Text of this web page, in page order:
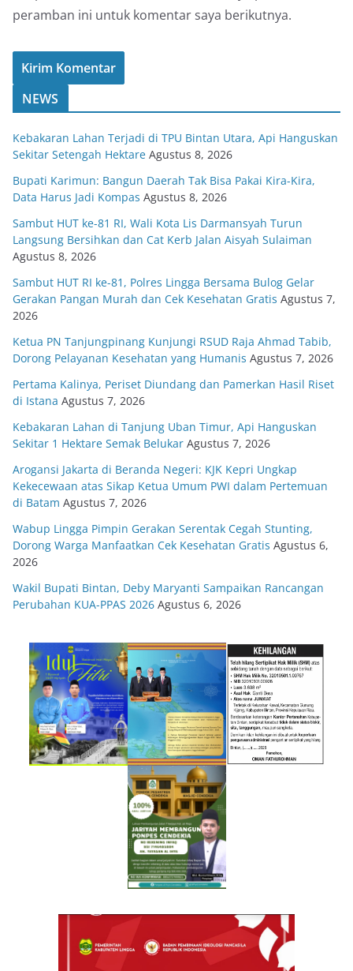
peramban ini untuk komentar saya berikutnya.
NEWS
Kebakaran Lahan Terjadi di TPU Bintan Utara, Api Hanguskan
Sekitar Setengah Hektare Agustus 8, 2026
Bupati Karimun: Bangun Daerah Tak Bisa Pakai Kira-Kira,
Data Harus Jadi Kompas Agustus 8, 2026
Sambut HUT ke-81 RI, Wali Kota Lis Darmansyah Turun
Langsung Bersihkan dan Cat Kerb Jalan Aisyah Sulaiman
Agustus 8, 2026
Sambut HUT RI ke-81, Polres Lingga Bersama Bulog Gelar
Gerakan Pangan Murah dan Cek Kesehatan Gratis Agustus 7,
2026
Ketua PN Tanjungpinang Kunjungi RSUD Raja Ahmad Tabib,
Dorong Pelayanan Kesehatan yang Humanis Agustus 7, 2026
Pertama Kalinya, Periset Diundang dan Pamerkan Hasil Riset
di Istana Agustus 7, 2026
Kebakaran Lahan di Tanjung Uban Timur, Api Hanguskan
Sekitar 1 Hektare Semak Belukar Agustus 7, 2026
Arogansi Jakarta di Beranda Negeri: KJK Kepri Ungkap
Kekecewaan atas Sikap Ketua Umum PWI dalam Pertemuan
di Batam Agustus 7, 2026
Wabup Lingga Pimpin Gerakan Serentak Cegah Stunting,
Dorong Warga Manfaatkan Cek Kesehatan Gratis Agustus 6,
2026
Wakil Bupati Bintan, Deby Maryanti Sampaikan Rancangan
Perubahan KUA-PPAS 2026 Agustus 6, 2026